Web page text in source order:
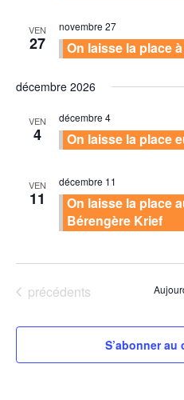
VEN
27
novembre 27
On laisse la place
décembre 2026
VEN
4
décembre 4
On laisse la place
VEN
11
décembre 11
On laisse la place
Bérengère Krief
Évènements
précédents
S’abonner au